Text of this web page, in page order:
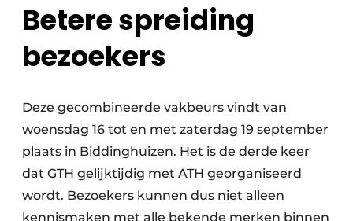
Betere spreiding
bezoekers
Deze gecombineerde vakbeurs vindt van
woensdag 16 tot en met zaterdag 19 september
plaats in Biddinghuizen. Het is de derde keer
dat GTH gelijktijdig met ATH georganiseerd
wordt. Bezoekers kunnen dus niet alleen
kennismaken met alle bekende merken binnen